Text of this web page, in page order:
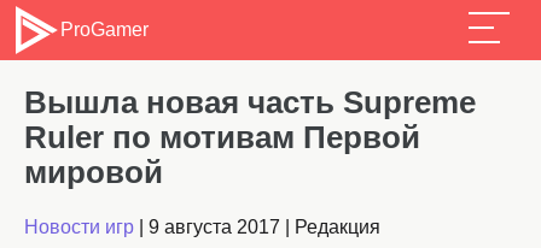
ProGamer
Вышла новая часть Supreme
Ruler по мотивам Первой
мировой
Новости игр 9 августа 2017 Редакция